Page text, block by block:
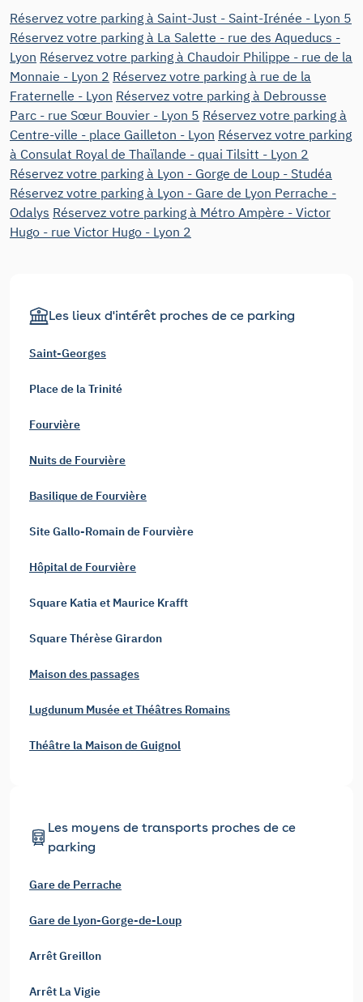
Réservez votre parking à Saint-Just - Saint-Irénée - Lyon 5
Réservez votre parking à La Salette - rue des Aqueducs -
Lyon Réservez votre parking à Chaudoir Philippe - rue de la
Monnaie - Lyon 2 Réservez votre parking à rue de la
Fraternelle - Lyon Réservez votre parking à Debrousse
Parc - rue Sœur Bouvier - Lyon 5 Réservez votre parking à
Centre-ville - place Gailleton - Lyon Réservez votre parking
à Consulat Royal de Thaïlande - quai Tilsitt - Lyon 2
Réservez votre parking à Lyon - Gorge de Loup - Studéa
Réservez votre parking à Lyon - Gare de Lyon Perrache -
Odalys Réservez votre parking à Métro Ampère - Victor
Hugo - rue Victor Hugo - Lyon 2
Les lieux d'intérêt proches de ce parking
Saint-Georges
Place de la Trinité
Fourvière
Nuits de Fourvière
Basilique de Fourvière
Site Gallo-Romain de Fourvière
Hôpital de Fourvière
Square Katia et Maurice Krafft
Square Thérèse Girardon
Maison des passages
Lugdunum Musée et Théâtres Romains
Théâtre la Maison de Guignol
Les moyens de transports proches de ce
parking
Gare de Perrache
Gare de Lyon-Gorge-de-Loup
Arrêt Greillon
Arrêt La Vigie